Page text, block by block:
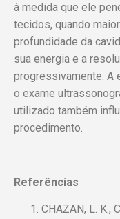
à medida que ele
tecidos, quando
profundidade da
sua energia e a
progressivamente. A
o exame
utilizado também
procedimento.
Referências
CHAZAN, L. K.,